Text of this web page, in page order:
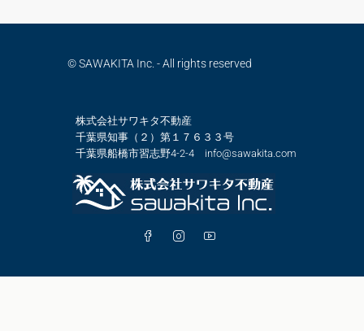
© SAWAKITA Inc. - All rights reserved
株式会社サワキタ不動産
千葉県知事（２）第１７６３３号
千葉県船橋市習志野4-2-4 info@sawakita.com